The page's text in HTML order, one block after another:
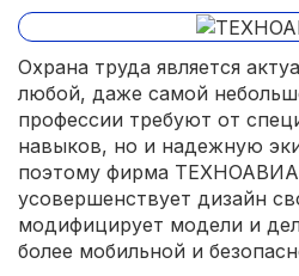
Охрана труда является
любой, даже самой
профессии требуют от
навыков, но и надежную
поэтому фирма
усовершенствует дизайн
модифицирует модели и
более мобильной и